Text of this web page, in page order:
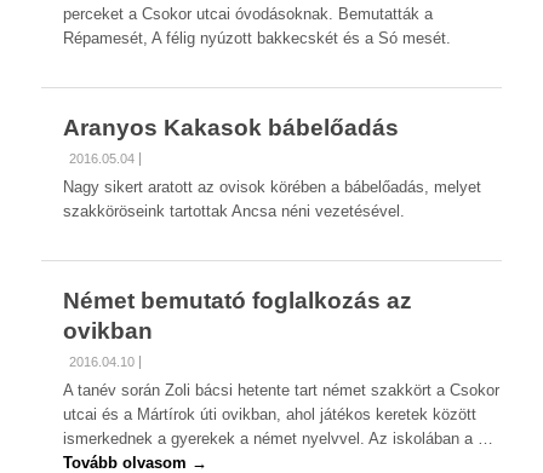
perceket a Csokor utcai óvodásoknak. Bemutatták a
Répamesét, A félig nyúzott bakkecskét és a Só mesét.
Aranyos Kakasok bábelőadás
2016.05.04
Nagy sikert aratott az ovisok körében a bábelőadás, melyet
szakköröseink tartottak Ancsa néni vezetésével.
Német bemutató foglalkozás az
ovikban
2016.04.10
A tanév során Zoli bácsi hetente tart német szakkört a Csokor
utcai és a Mártírok úti ovikban, ahol játékos keretek között
ismerkednek a gyerekek a német nyelvvel. Az iskolában a …
Tovább olvasom →